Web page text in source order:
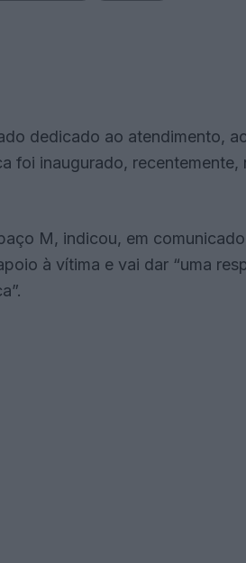
dedicado ao atendimento,
foi inaugurado,
M, indicou, em
à vítima e vai dar “uma